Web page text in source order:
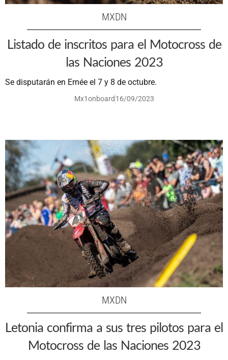
MXDN
Listado de inscritos para el Motocross de
las Naciones 2023
Se disputarán en Ernée el 7 y 8 de octubre.
Mx1onboard 16/09/2023
MXDN
Letonia confirma a sus tres pilotos para el
Motocross de las Naciones 2023